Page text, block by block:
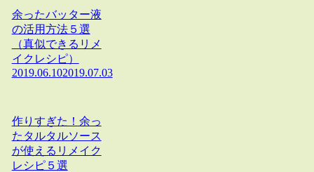
余ったバッター液
の活用方法５選
（真似できるリメ
イクレシピ）
2019.06.102019.07.03
作りすぎた！余っ
たタルタルソース
が使えるリメイク
レシピ５選